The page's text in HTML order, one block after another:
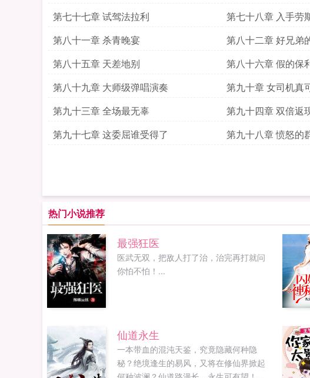
第七十七章 试驾法拉利
第七十八章 入手劳
第八十一章 杀青晚宴
第八十二章 好兄弟
第八十五章 天差地别
第八十六章 假的保
第八十九章 大师级弹唱演奏
第九十章 女司机真
第九十三章 全场最无辜
第九十四章 双倍返
第九十七章 这委屈谁受得了
第九十八章 愤怒的
热门小说推荐
最强狂医
医武无双，把敌人打了治，治完再打就问
你怕不怕！...
仙道永生
一本带血的混沌天鉴，究竟隐藏何种隐
秘？绝境逢生的易风，又将在修仙界掀起